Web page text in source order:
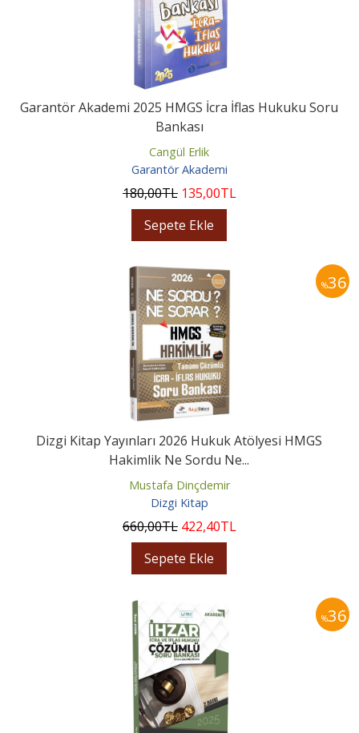
Garantör Akademi 2025 HMGS İcra İflas Hukuku Soru
Bankası
Cangül Erlik
Garantör Akademi
180,00TL 135,00TL
Sepete Ekle
%36
Dizgi Kitap Yayınları 2026 Hukuk Atölyesi HMGS
Hakimlik Ne Sordu Ne...
Mustafa Dinçdemir
Dizgi Kitap
660,00TL 422,40TL
Sepete Ekle
%36